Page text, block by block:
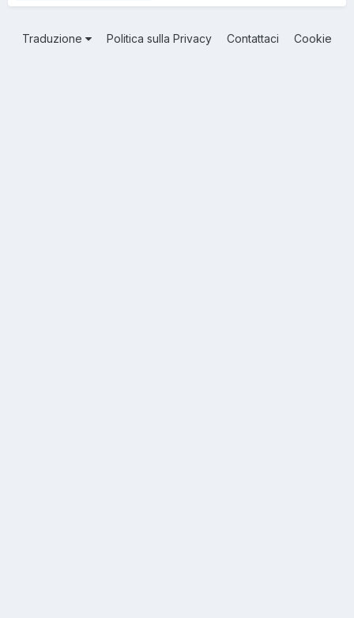
Traduzione Politica sulla Privacy Contattaci Cookie